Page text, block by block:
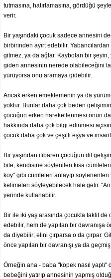
tutmasına, hatırlamasına, gördüğü
verir.
Bir yaşındaki çocuk sadece annesini
birbirinden ayırt edebilir.
gitmez, ya da ağlar. Kaybolan bir
giden annesinin nerede olabileceğini
yürüyorsa onu aramaya gidebilir.
Ancak erken emeklemenin ya da
yoktur. Bunlar daha çok beden
çocuğun erken hareketlenmesi onun
hakkında daha çok bilgi edinmesi
çocuk daha çok ve çeşitli eşya ve
Bir yaşından itibaren çocuğun dil
bile, kendisine söylenilen kısa
koy" gibi cümleleri anlayıp söylenenleri
kelimeleri söyleyebilecek hale gelir.
yerinde kullanabilir.
Bir ile iki yaş arasında çocukta taklit de
edebilir, hem de yapılan bir davranışa
da diyebilir; elini çırparsa o da çırpar.
önce yapılan bir davranışı ya da
Örneğin ana - baba "köpek nasıl
bebeğini yatırıp annesinin yapmış